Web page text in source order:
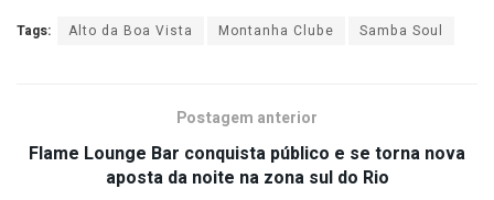
Tags: Alto da Boa Vista Montanha Clube Samba Soul
Postagem anterior
Flame Lounge Bar conquista público e se torna nova
aposta da noite na zona sul do Rio